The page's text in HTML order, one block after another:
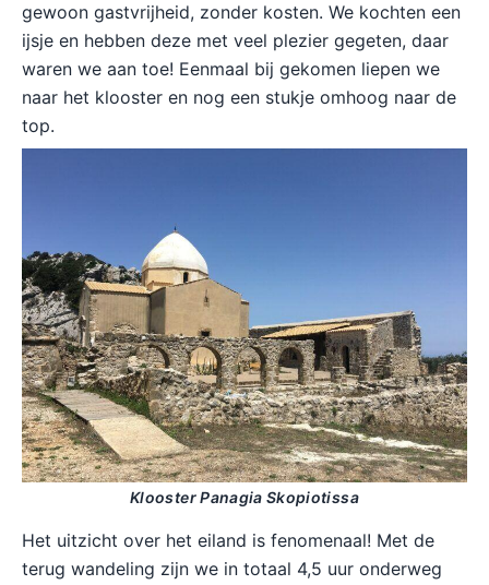
gewoon gastvrijheid, zonder kosten. We kochten een
ijsje en hebben deze met veel plezier gegeten, daar
waren we aan toe! Eenmaal bij gekomen liepen we
naar het klooster en nog een stukje omhoog naar de
top.
Klooster Panagia Skopiotissa
Het uitzicht over het eiland is fenomenaal! Met de
terug wandeling zijn we in totaal 4,5 uur onderweg